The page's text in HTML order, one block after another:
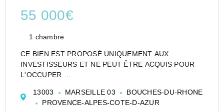
55 000€
1 chambre
CE BIEN EST PROPOSÉ UNIQUEMENT AUX
INVESTISSEURS ET NE PEUT ÊTRE ACQUIS POUR
L'OCCUPER
ÉTUDIANTE - LOT LMNP GÉRÉ PAR NEXITY STUDEA
- IDÉAL PREMIER INVESTISSEMENT
13003 MARSEILLE 03
BOUCHES-DU-RHONE
PROVENCE-ALPES-COTE-D-AZUR